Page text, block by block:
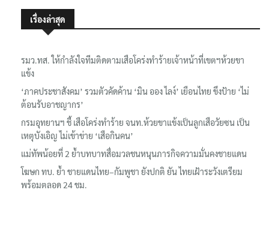
เรื่องล่าสุด
รมว.ทส. ให้กำลังใจทีมติดตามเสือโคร่งทำร้ายเจ้าหน้าที่เขตฯห้วยขา
แข้ง
‘ภาคประชาสังคม’ รวมตัวคัดค้าน ‘มิน ออง ไลง์’ เยือนไทย ขึงป้าย ‘ไม่
ต้อนรับอาชญากร’
กรมอุทยานฯ ชี้ เสือโคร่งทำร้าย จนท.ห้วยขาแข้งเป็นลูกเสือวัยซน เป็น
เหตุบังเอิญ ไม่เข้าข่าย ‘เสือกินคน’
แม่ทัพน้อยที่ 2 ย้ำบทบาทสื่อมวลชนหนุนภารกิจความมั่นคงชายแดน
โฆษก ทบ. ย้ำ ชายแดนไทย–กัมพูชา ยังปกติ ยัน ไทยเฝ้าระวังเตรียม
พร้อมตลอด 24 ชม.